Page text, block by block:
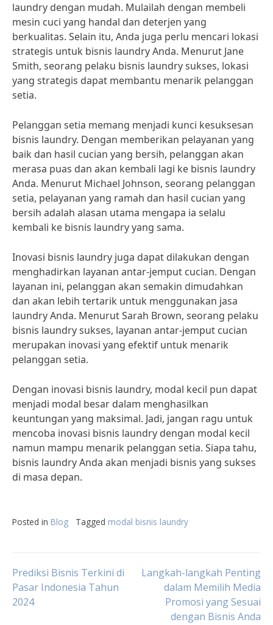
laundry dengan mudah. Mulailah dengan membeli
mesin cuci yang handal dan deterjen yang
berkualitas. Selain itu, Anda juga perlu mencari lokasi
strategis untuk bisnis laundry Anda. Menurut Jane
Smith, seorang pelaku bisnis laundry sukses, lokasi
yang strategis dapat membantu menarik pelanggan
setia.
Pelanggan setia memang menjadi kunci kesuksesan
bisnis laundry. Dengan memberikan pelayanan yang
baik dan hasil cucian yang bersih, pelanggan akan
merasa puas dan akan kembali lagi ke bisnis laundry
Anda. Menurut Michael Johnson, seorang pelanggan
setia, pelayanan yang ramah dan hasil cucian yang
bersih adalah alasan utama mengapa ia selalu
kembali ke bisnis laundry yang sama.
Inovasi bisnis laundry juga dapat dilakukan dengan
menghadirkan layanan antar-jemput cucian. Dengan
layanan ini, pelanggan akan semakin dimudahkan
dan akan lebih tertarik untuk menggunakan jasa
laundry Anda. Menurut Sarah Brown, seorang pelaku
bisnis laundry sukses, layanan antar-jemput cucian
merupakan inovasi yang efektif untuk menarik
pelanggan setia.
Dengan inovasi bisnis laundry, modal kecil pun dapat
menjadi modal besar dalam menghasilkan
keuntungan yang maksimal. Jadi, jangan ragu untuk
mencoba inovasi bisnis laundry dengan modal kecil
namun mampu menarik pelanggan setia. Siapa tahu,
bisnis laundry Anda akan menjadi bisnis yang sukses
di masa depan.
Posted in Blog Tagged modal bisnis laundry
Post
navigation
Prediksi Bisnis Terkini di
Pasar Indonesia Tahun
2024
Langkah-langkah Penting
dalam Memilih Media
Promosi yang Sesuai
dengan Bisnis Anda